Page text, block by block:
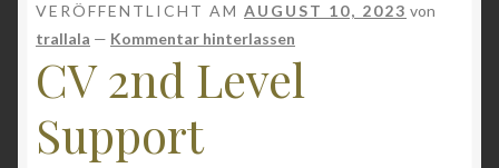
VERÖFFENTLICHT AM AUGUST 10, 2023 von
trallala — Kommentar hinterlassen
CV 2nd Level
Support